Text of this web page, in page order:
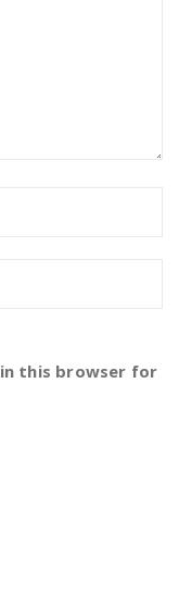
in this browser for